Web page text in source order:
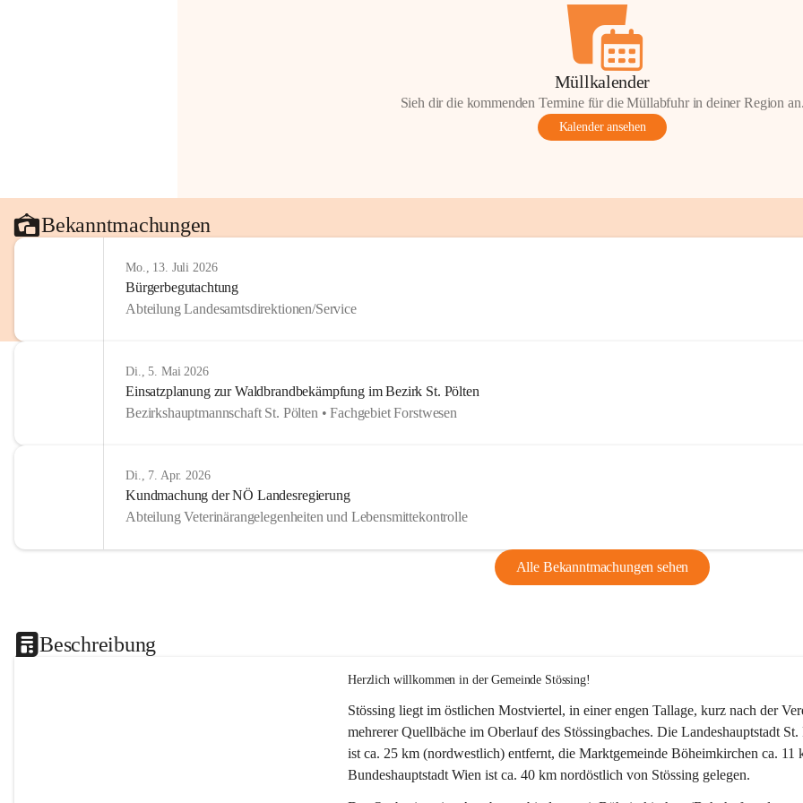
Müllkalender
Sieh dir die kommenden Termine für die Müllabfuhr in deiner Region
Kalender ansehen
Bekanntmachungen
Mo., 13. Juli 2026
Bürgerbegutachtung
Abteilung Landesamtsdirektionen/Service
Di., 5. Mai 2026
Einsatzplanung zur Waldbrandbekämpfung im Bezirk St. Pölten
Bezirkshauptmannschaft St. Pölten • Fachgebiet Forstwesen
Di., 7. Apr. 2026
Kundmachung der NÖ Landesregierung
Abteilung Veterinärangelegenheiten und Lebensmittekontrolle
Alle Bekanntmachungen sehen
Beschreibung
Herzlich willkommen in der Gemeinde Stössing!
Stössing liegt im östlichen Mostviertel, in einer engen Tallage, kurz nach der
mehrerer Quellbäche im Oberlauf des Stössingbaches. Die Landeshauptstadt
ist ca. 25 km (nordwestlich) entfernt, die Marktgemeinde Böheimkirchen ca.
Bundeshauptstadt Wien ist ca. 40 km nordöstlich von Stössing gelegen.